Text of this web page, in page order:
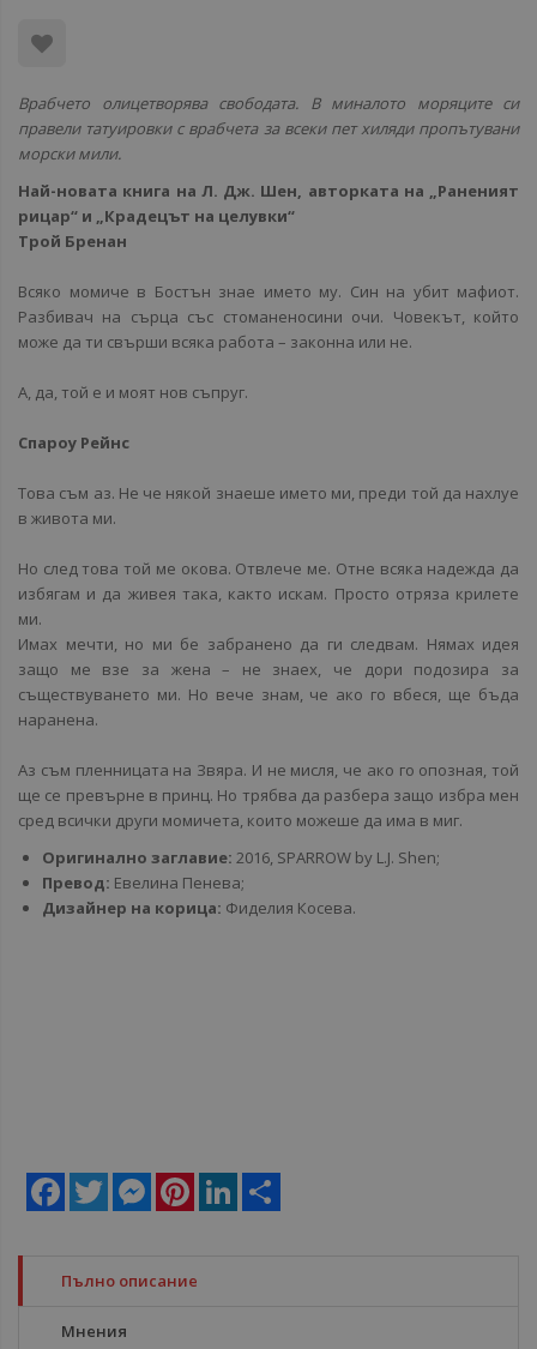
Врабчето олицетворява свободата. В миналото моряците си
правели татуировки с врабчета за всеки пет хиляди пропътувани
морски мили.
Най-новата книга на Л. Дж. Шен, авторката на „Раненият
рицар“ и „Крадецът на целувки“
Трой Бренан
Всяко момиче в Бостън знае името му. Син на убит мафиот.
Разбивач на сърца със стоманеносини очи. Човекът, който
може да ти свърши всяка работа – законна или не.
А, да, той е и моят нов съпруг.
Спароу Рейнс
Това съм аз. Не че някой знаеше името ми, преди той да нахлуе
в живота ми.
Но след това той ме окова. Отвлече ме. Отне всяка надежда да
избягам и да живея така, както искам. Просто отряза крилете
ми.
Имах мечти, но ми бе забранено да ги следвам. Нямах идея
защо ме взе за жена – не знаех, че дори подозира за
съществуването ми. Но вече знам, че ако го вбеся, ще бъда
наранена.
Аз съм пленницата на Звяра. И не мисля, че ако го опозная, той
ще се превърне в принц. Но трябва да разбера защо избра мен
сред всички други момичета, които можеше да има в миг.
Оригинално заглавие: 2016, SPARROW by L.J. Shen;
Превод: Евелина Пенева;
Дизайнер на корица: Фиделия Косева.
Facebook
Twitter MessengerPinterestLinkedIn
Пълно описание
Мнения